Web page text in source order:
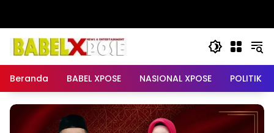
Beranda BABEL XPOSE NASIONAL XPOSE POLITIK